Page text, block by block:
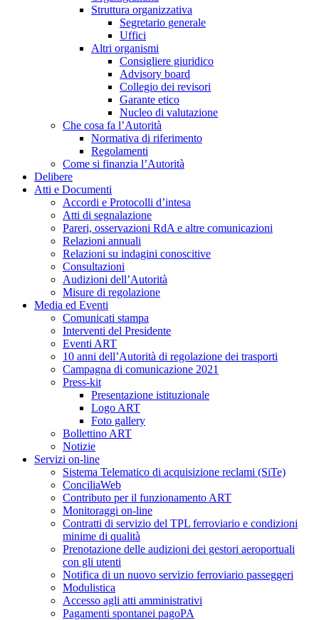
Struttura organizzativa
Segretario generale
Uffici
Altri organismi
Consigliere giuridico
Advisory board
Collegio dei revisori
Garante etico
Nucleo di valutazione
Che cosa fa l’Autorità
Normativa di riferimento
Regolamenti
Come si finanzia l’Autorità
Delibere
Atti e Documenti
Accordi e Protocolli d’intesa
Atti di segnalazione
Pareri, osservazioni RdA e altre comunicazioni
Relazioni annuali
Relazioni su indagini conoscitive
Consultazioni
Audizioni dell’Autorità
Misure di regolazione
Media ed Eventi
Comunicati stampa
Interventi del Presidente
Eventi ART
10 anni dell’Autorità di regolazione dei trasporti
Campagna di comunicazione 2021
Press-kit
Presentazione istituzionale
Logo ART
Foto gallery
Bollettino ART
Notizie
Servizi on-line
Sistema Telematico di acquisizione reclami (SiTe)
ConciliaWeb
Contributo per il funzionamento ART
Monitoraggi on-line
Contratti di servizio del TPL ferroviario e condizioni
minime di qualità
Prenotazione delle audizioni dei gestori aeroportuali
con gli utenti
Notifica di un nuovo servizio ferroviario passeggeri
Modulistica
Accesso agli atti amministrativi
Pagamenti spontanei pagoPA